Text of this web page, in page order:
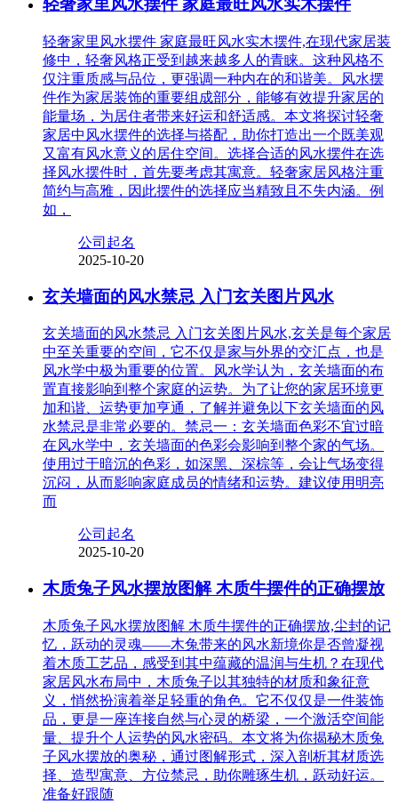
轻奢家里风水摆件 家庭最旺风水实木摆件
轻奢家里风水摆件 家庭最旺风水实木摆件,在现代家居装
修中，轻奢风格正受到越来越多人的青睐。这种风格不
仅注重质感与品位，更强调一种内在的和谐美。风水摆
件作为家居装饰的重要组成部分，能够有效提升家居的
能量场，为居住者带来好运和舒适感。本文将探讨轻奢
家居中风水摆件的选择与搭配，助你打造出一个既美观
又富有风水意义的居住空间。选择合适的风水摆件在选
择风水摆件时，首先要考虑其寓意。轻奢家居风格注重
简约与高雅，因此摆件的选择应当精致且不失内涵。例
如，
公司起名
2025-10-20
玄关墙面的风水禁忌 入门玄关图片风水
玄关墙面的风水禁忌 入门玄关图片风水,玄关是每个家居
中至关重要的空间，它不仅是家与外界的交汇点，也是
风水学中极为重要的位置。风水学认为，玄关墙面的布
置直接影响到整个家庭的运势。为了让您的家居环境更
加和谐、运势更加亨通，了解并避免以下玄关墙面的风
水禁忌是非常必要的。禁忌一：玄关墙面色彩不宜过暗
在风水学中，玄关墙面的色彩会影响到整个家的气场。
使用过于暗沉的色彩，如深黑、深棕等，会让气场变得
沉闷，从而影响家庭成员的情绪和运势。建议使用明亮
而
公司起名
2025-10-20
木质兔子风水摆放图解 木质牛摆件的正确摆放
木质兔子风水摆放图解 木质牛摆件的正确摆放,尘封的记
忆，跃动的灵魂——木兔带来的风水新境你是否曾凝视
着木质工艺品，感受到其中蕴藏的温润与生机？在现代
家居风水布局中，木质兔子以其独特的材质和象征意
义，悄然扮演着举足轻重的角色。它不仅仅是一件装饰
品，更是一座连接自然与心灵的桥梁，一个激活空间能
量、提升个人运势的风水密码。本文将为你揭秘木质兔
子风水摆放的奥秘，通过图解形式，深入剖析其材质选
择、造型寓意、方位禁忌，助你雕琢生机，跃动好运。
准备好跟随